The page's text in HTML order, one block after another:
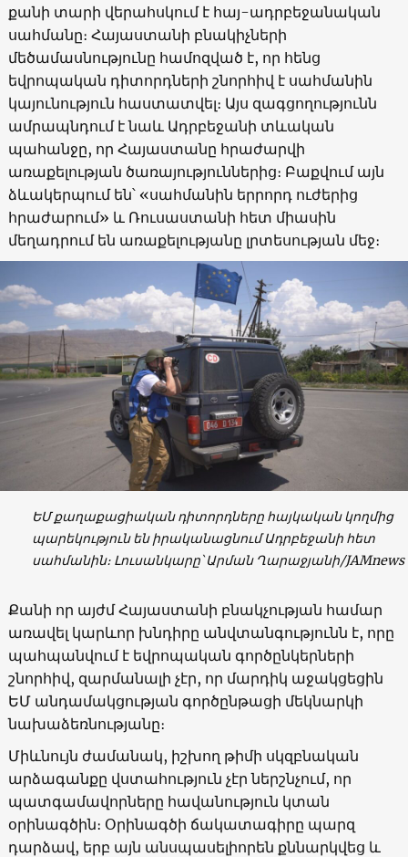
քանի տարի վերահսկում է հայ-ադրբեջանական
սահմանը։ Հայաստանի բնակիչների
մեծամասնությունը համոզված է, որ հենց
եվրոպական դիտորդների շնորհիվ է սահմանին
կայունություն հաստատվել։ Այս զագցողությունն
ամրապնդում է նաև Ադրբեջանի տևական
պահանջը, որ Հայաստանը հրաժարվի
առաքելության ծառայություններից։ Բաքվում այն
ձևակերպում են՝ «սահմանին երրորդ ուժերից
հրաժարում» և Ռուսաստանի հետ միասին
մեղադրում են առաքելությանը լրտեսության մեջ։
ԵՄ քաղաքացիական դիտորդները հայկական կողմից
պարեկություն են իրականացնում Ադրբեջանի հետ
սահմանին։ Լուսանկարը՝ Արման Ղարաջյանի/JAMnews
Քանի որ այժմ Հայաստանի բնակչության համար
առավել կարևոր խնդիրը անվտանգությունն է, որը
պահպանվում է եվրոպական գործընկերների
շնորհիվ, զարմանալի չէր, որ մարդիկ աջակցեցին
ԵՄ անդամակցության գործընթացի մեկնարկի
նախաձեռնությանը։
Միևնույն ժամանակ, իշխող թիմի սկզբնական
արձագանքը վստահություն չէր ներշնչում, որ
պատգամավորները հավանություն կտան
օրինագծին։ Օրինագծի ճակատագիրը պարզ
դարձավ, երբ այն անսպասելիորեն քննարկվեց և